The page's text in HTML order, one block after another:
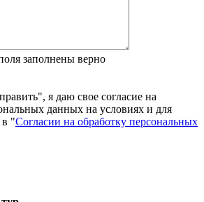
заполнены верно
я даю свое согласие на
данных на условиях и для
в "Согласии на обработку персональных